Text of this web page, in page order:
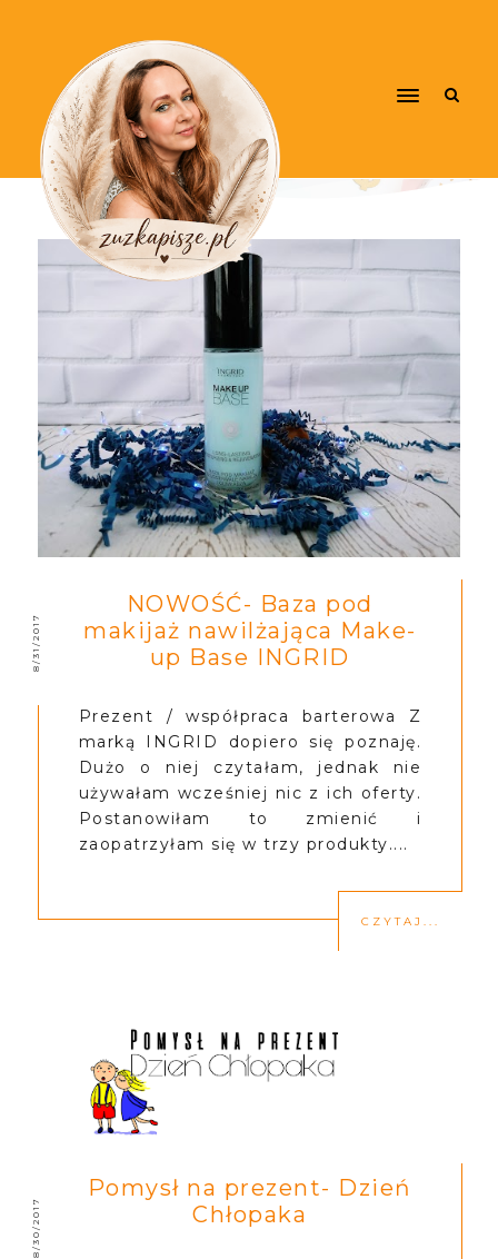
8/31/2017
NOWOŚĆ- Baza pod
makijaż nawilżająca Make-
up Base INGRID
Prezent / współpraca barterowa Z
marką INGRID dopiero się poznaję.
Dużo o niej czytałam, jednak nie
używałam wcześniej nic z ich oferty.
Postanowiłam to zmienić i
zaopatrzyłam się w trzy produkty....
CZYTAJ...
8/30/2017
Pomysł na prezent- Dzień
Chłopaka